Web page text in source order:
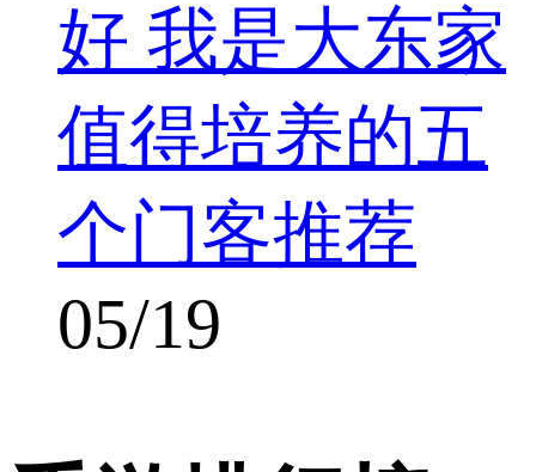
好 我是大东家
值得培养的五
个门客推荐
05/19